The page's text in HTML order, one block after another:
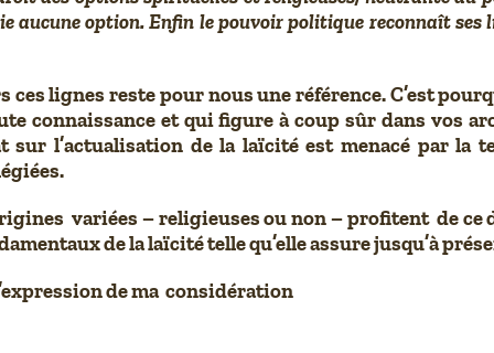
option. Enfin le pouvoir politique reconnaît ses
lignes reste pour nous une référence. C’est
connaissance et qui figure à coup sûr dans vos
sur l’actualisation de la laïcité est menacé par
variées – religieuses ou non – profitent de ce
de la laïcité telle qu’elle assure jusqu’à
de ma considération